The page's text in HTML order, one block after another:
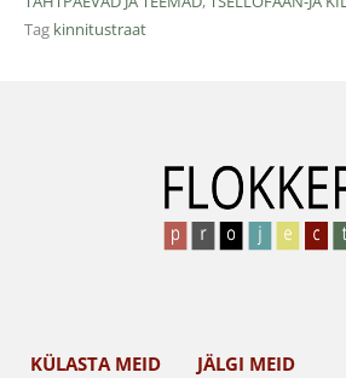
Tag kinnitustraat
KÜLASTA MEID JÄLGI MEID